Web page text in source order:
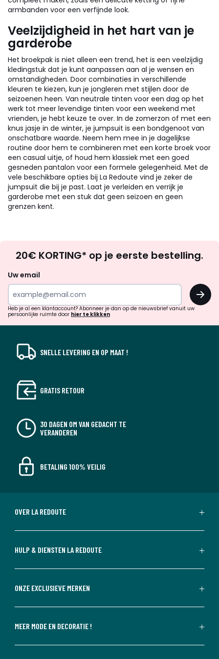
armbanden voor een verfijnde look.
Veelzijdigheid in het hart van je
garderobe
Het broekpak is niet alleen een trend, het is een veelzijdig
kledingstuk dat je kunt aanpassen aan al je wensen en
omstandigheden. Door combinaties in verschillende
kleuren te kiezen, kun je jongleren met stijlen door de
seizoenen heen. Van neutrale tinten voor een dag op het
werk tot meer levendige tinten voor een weekend met
vrienden, je hebt keuze te over. In de zomerzon of met een
knus jasje in de winter, je jumpsuit is een bondgenoot van
onschatbare waarde. Neem hem mee in je dagelijkse
routine door hem te combineren met een korte broek voor
een casual uitje, of houd hem klassiek met een goed
gesneden pantalon voor een formele gelegenheid. Met de
vele beschikbare opties bij La Redoute vind je zeker de
jumpsuit die bij je past. Laat je verleiden en verrijk je
garderobe met een stuk dat geen seizoen en geen
grenzen kent.
zoek
inspiratie
verrassingen?
20€ KORTING* op je eerste bestelling.
Uw email
OK
Heb je al een klantaccount? Abonneer je dan op de nieuwsbrief vanuit uw
persoonlijke ruimte door hier te klikken
SNELLE LEVERING EN OP MAAT !
GRATIS RETOUR
30 DAGEN OM VAN GEDACHT TE
VERANDEREN
BETALING 100% VEILIG
OVER LA REDOUTE
HULP & DIENSTEN LA REDOUTE
ONZE EXCLUSIEVE MERKEN
MEER MODE EN DECORATIE !